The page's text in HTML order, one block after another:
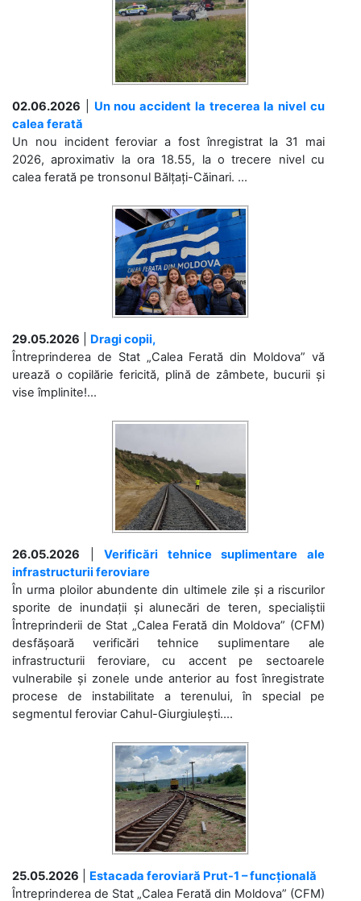
02.06.2026
Un nou accident la trecerea la nivel cu
calea ferată
Un nou incident feroviar a fost înregistrat la 31 mai
2026, aproximativ la ora 18.55, la o trecere nivel cu
calea ferată pe tronsonul Bălțați-Căinari. ...
29.05.2026
Dragi copii,
Întreprinderea de Stat „Calea Ferată din Moldova” vă
urează o copilărie fericită, plină de zâmbete, bucurii și
vise împlinite!...
26.05.2026 |Verificări tehnice suplimentare ale
infrastructurii feroviare
În urma ploilor abundente din ultimele zile și a riscurilor
sporite de inundații și alunecări de teren, specialiștii
Întreprinderii de Stat „Calea Ferată din Moldova” (CFM)
desfășoară verificări tehnice suplimentare ale
infrastructurii feroviare, cu accent pe sectoarele
vulnerabile și zonele unde anterior au fost înregistrate
procese de instabilitate a terenului, în special pe
segmentul feroviar Cahul-Giurgiulești....
25.05.2026
Estacada feroviară Prut-1 – funcțională
Întreprinderea de Stat „Calea Ferată din Moldova” (CFM)